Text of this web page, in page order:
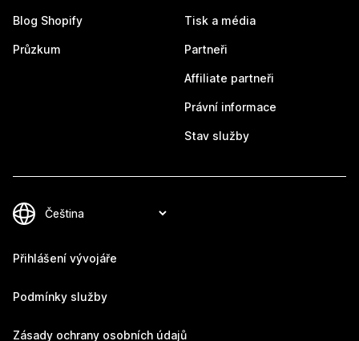
Blog Shopify
Průzkum
Tisk a média
Partneři
Affiliate partneři
Právní informace
Stav služby
Přihlášení vývojáře
Podmínky služby
Zásady ochrany osobních údajů